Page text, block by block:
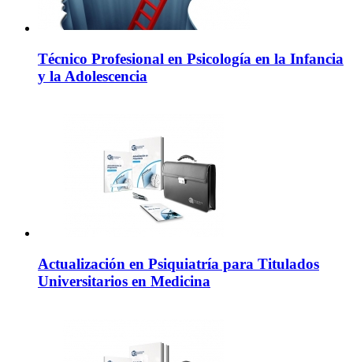
Técnico Profesional en Psicología en la Infancia
y la Adolescencia
Actualización en Psiquiatría para Titulados
Universitarios en Medicina